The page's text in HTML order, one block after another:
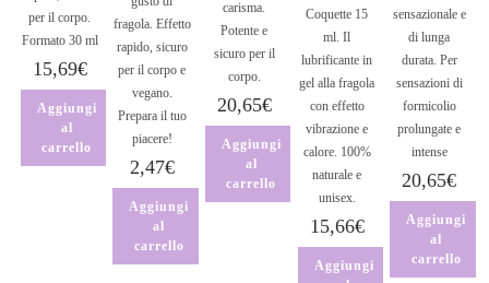
per il corpo.
Formato 30 ml
15,69€
Aggiungi
al
carrello
fragola. Effetto
rapido, sicuro
per il corpo e
vegano.
Prepara il tuo
piacere!
2,47€
Aggiungi
al
carrello
carisma.
Potente e
sicuro per il
corpo.
20,65€
Aggiungi
al
carrello
Coquette 15
ml. Il
lubrificante in
gel alla fragola
con effetto
vibrazione e
calore. 100%
naturale e
unisex.
15,66€
Aggiungi
sensazionale e
di lunga
durata. Per
sensazioni di
formicolio
prolungate e
intense
20,65€
Aggiungi
al
carrello